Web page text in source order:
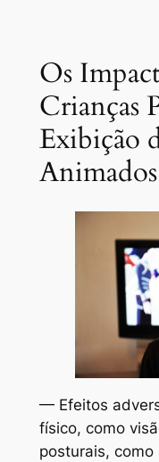
Os
Crianças
Exibição
— Efeitos
físico, como
posturais,